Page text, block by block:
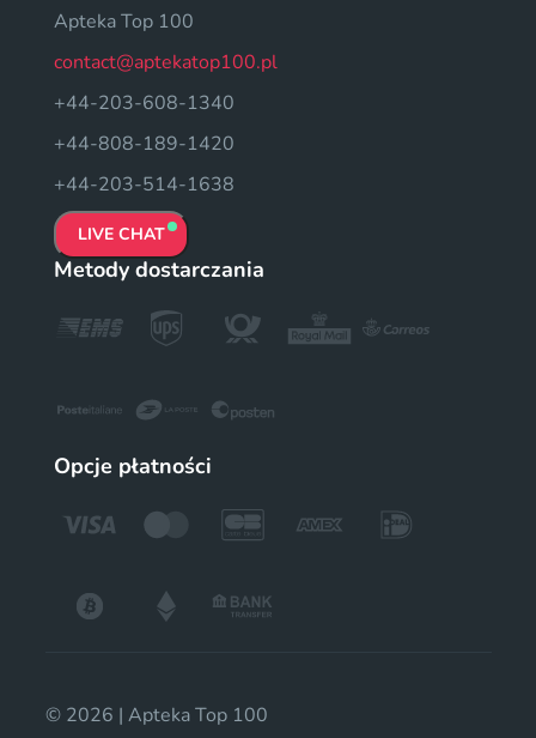
Apteka Top 100
contact@aptekatop100.pl
+44-203-608-1340
+44-808-189-1420
+44-203-514-1638
LIVE CHAT
Metody dostarczania
Opcje płatności
© 2026 | Apteka Top 100